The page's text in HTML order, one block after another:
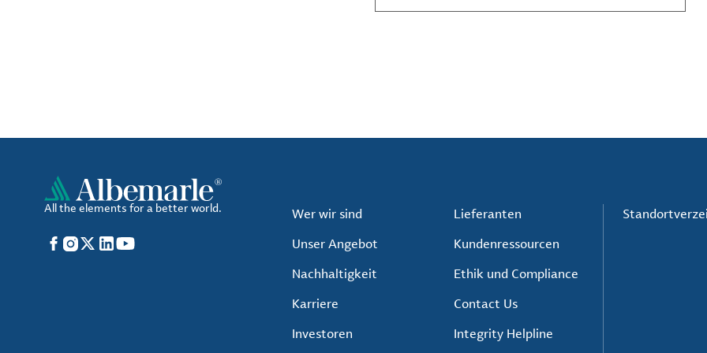
Akteure unerlässlich sind.
All the elements for a better world.
Facebook
Instagram
X LinkedIn
YouTube
Wer wir sind
Unser Angebot
Nachhaltigkeit
Karriere
Investoren
Lieferanten
Kundenressourcen
Ethik und Compliance
Contact Us
Integrity Helpline